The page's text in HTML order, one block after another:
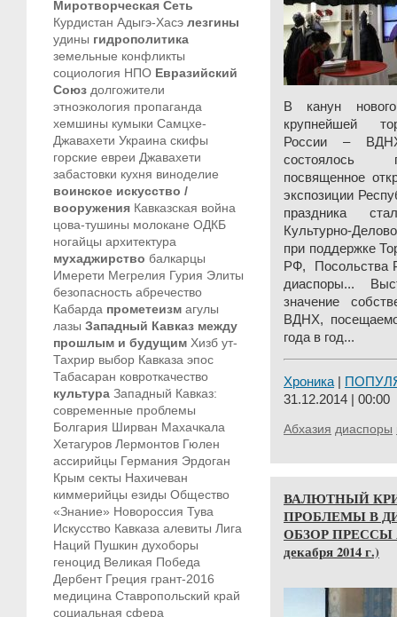
Миротворческая Сеть
Курдистан Адыгэ-Хасэ лезгины
удины гидрополитика
земельные конфликты
социология НПО Евразийский
Союз долгожители
этноэкология пропаганда
хемшины кумыки Самцхе-
Джавахети Украина скифы
горские евреи Джавахети
забастовки кухня виноделие
воинское искусство /
вооружения Кавказская война
цова-тушины молокане ОДКБ
ногайцы архитектура
мухаджирство балкарцы
Имерети Мегрелия Гурия Элиты
безопасность абречество
Кабарда прометеизм агулы
лазы Западный Кавказ между
прошлым и будущим Хизб ут-
Тахрир выбор Кавказа эпос
Табасаран ковроткачество
культура Западный Кавказ:
современные проблемы
Болгария Ширван Махачкала
Хетагуров Лермонтов Гюлен
ассирийцы Германия Эрдоган
Крым секты Нахичеван
киммерийцы езиды Общество
«Знание» Новороссия Тува
Искусство Кавказа алевиты Лига
Наций Пушкин духоборы
геноцид Великая Победа
Дербент Греция грант-2016
медицина Ставропольский край
социальная сфера
В канун
крупнейшей
России –
состоялось
посвященное
экспозиции
праздника
Культурно-
при поддержке
РФ, Посольства
диаспоры...
значение
ВДНХ,
года в год...
Хроника
31.12.2014 | 00:00
Абхазия диаспоры
ВАЛЮТНЫЙ
ПРОБЛЕМЫ В
ОБЗОР ПРЕССЫ
декабря 2014 г.)